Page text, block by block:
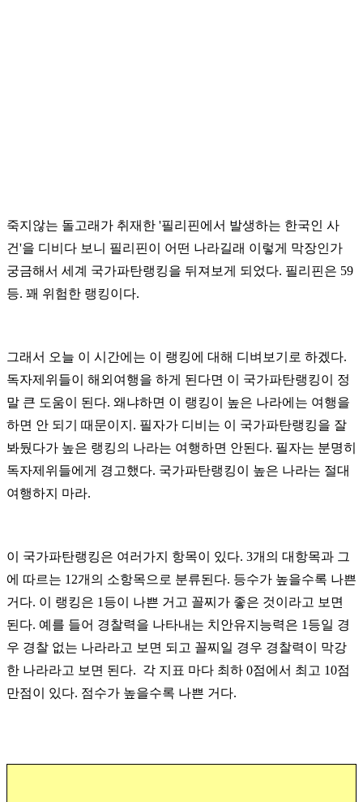
죽지않는 돌고래가 취재한 '필리핀에서 발생하는 한국인 사
건'을 디비다 보니 필리핀이 어떤 나라길래 이렇게 막장인가
궁금해서 세계 국가파탄랭킹을 뒤져보게 되었다. 필리핀은 59
등. 꽤 위험한 랭킹이다.
그래서 오늘 이 시간에는 이 랭킹에 대해 디벼보기로 하겠다.
독자제위들이 해외여행을 하게 된다면 이 국가파탄랭킹이 정
말 큰 도움이 된다. 왜냐하면 이 랭킹이 높은 나라에는 여행을
하면 안 되기 때문이지. 필자가 디비는 이 국가파탄랭킹을 잘
봐뒀다가 높은 랭킹의 나라는 여행하면 안된다. 필자는 분명히
독자제위들에게 경고했다. 국가파탄랭킹이 높은 나라는 절대
여행하지 마라.
이 국가파탄랭킹은 여러가지 항목이 있다. 3개의 대항목과 그
에 따르는 12개의 소항목으로 분류된다. 등수가 높을수록 나쁜
거다. 이 랭킹은 1등이 나쁜 거고 꼴찌가 좋은 것이라고 보면
된다. 예를 들어 경찰력을 나타내는 치안유지능력은 1등일 경
우 경찰 없는 나라라고 보면 되고 꼴찌일 경우 경찰력이 막강
한 나라라고 보면 된다. 각 지표 마다 최하 0점에서 최고 10점
만점이 있다. 점수가 높을수록 나쁜 거다.